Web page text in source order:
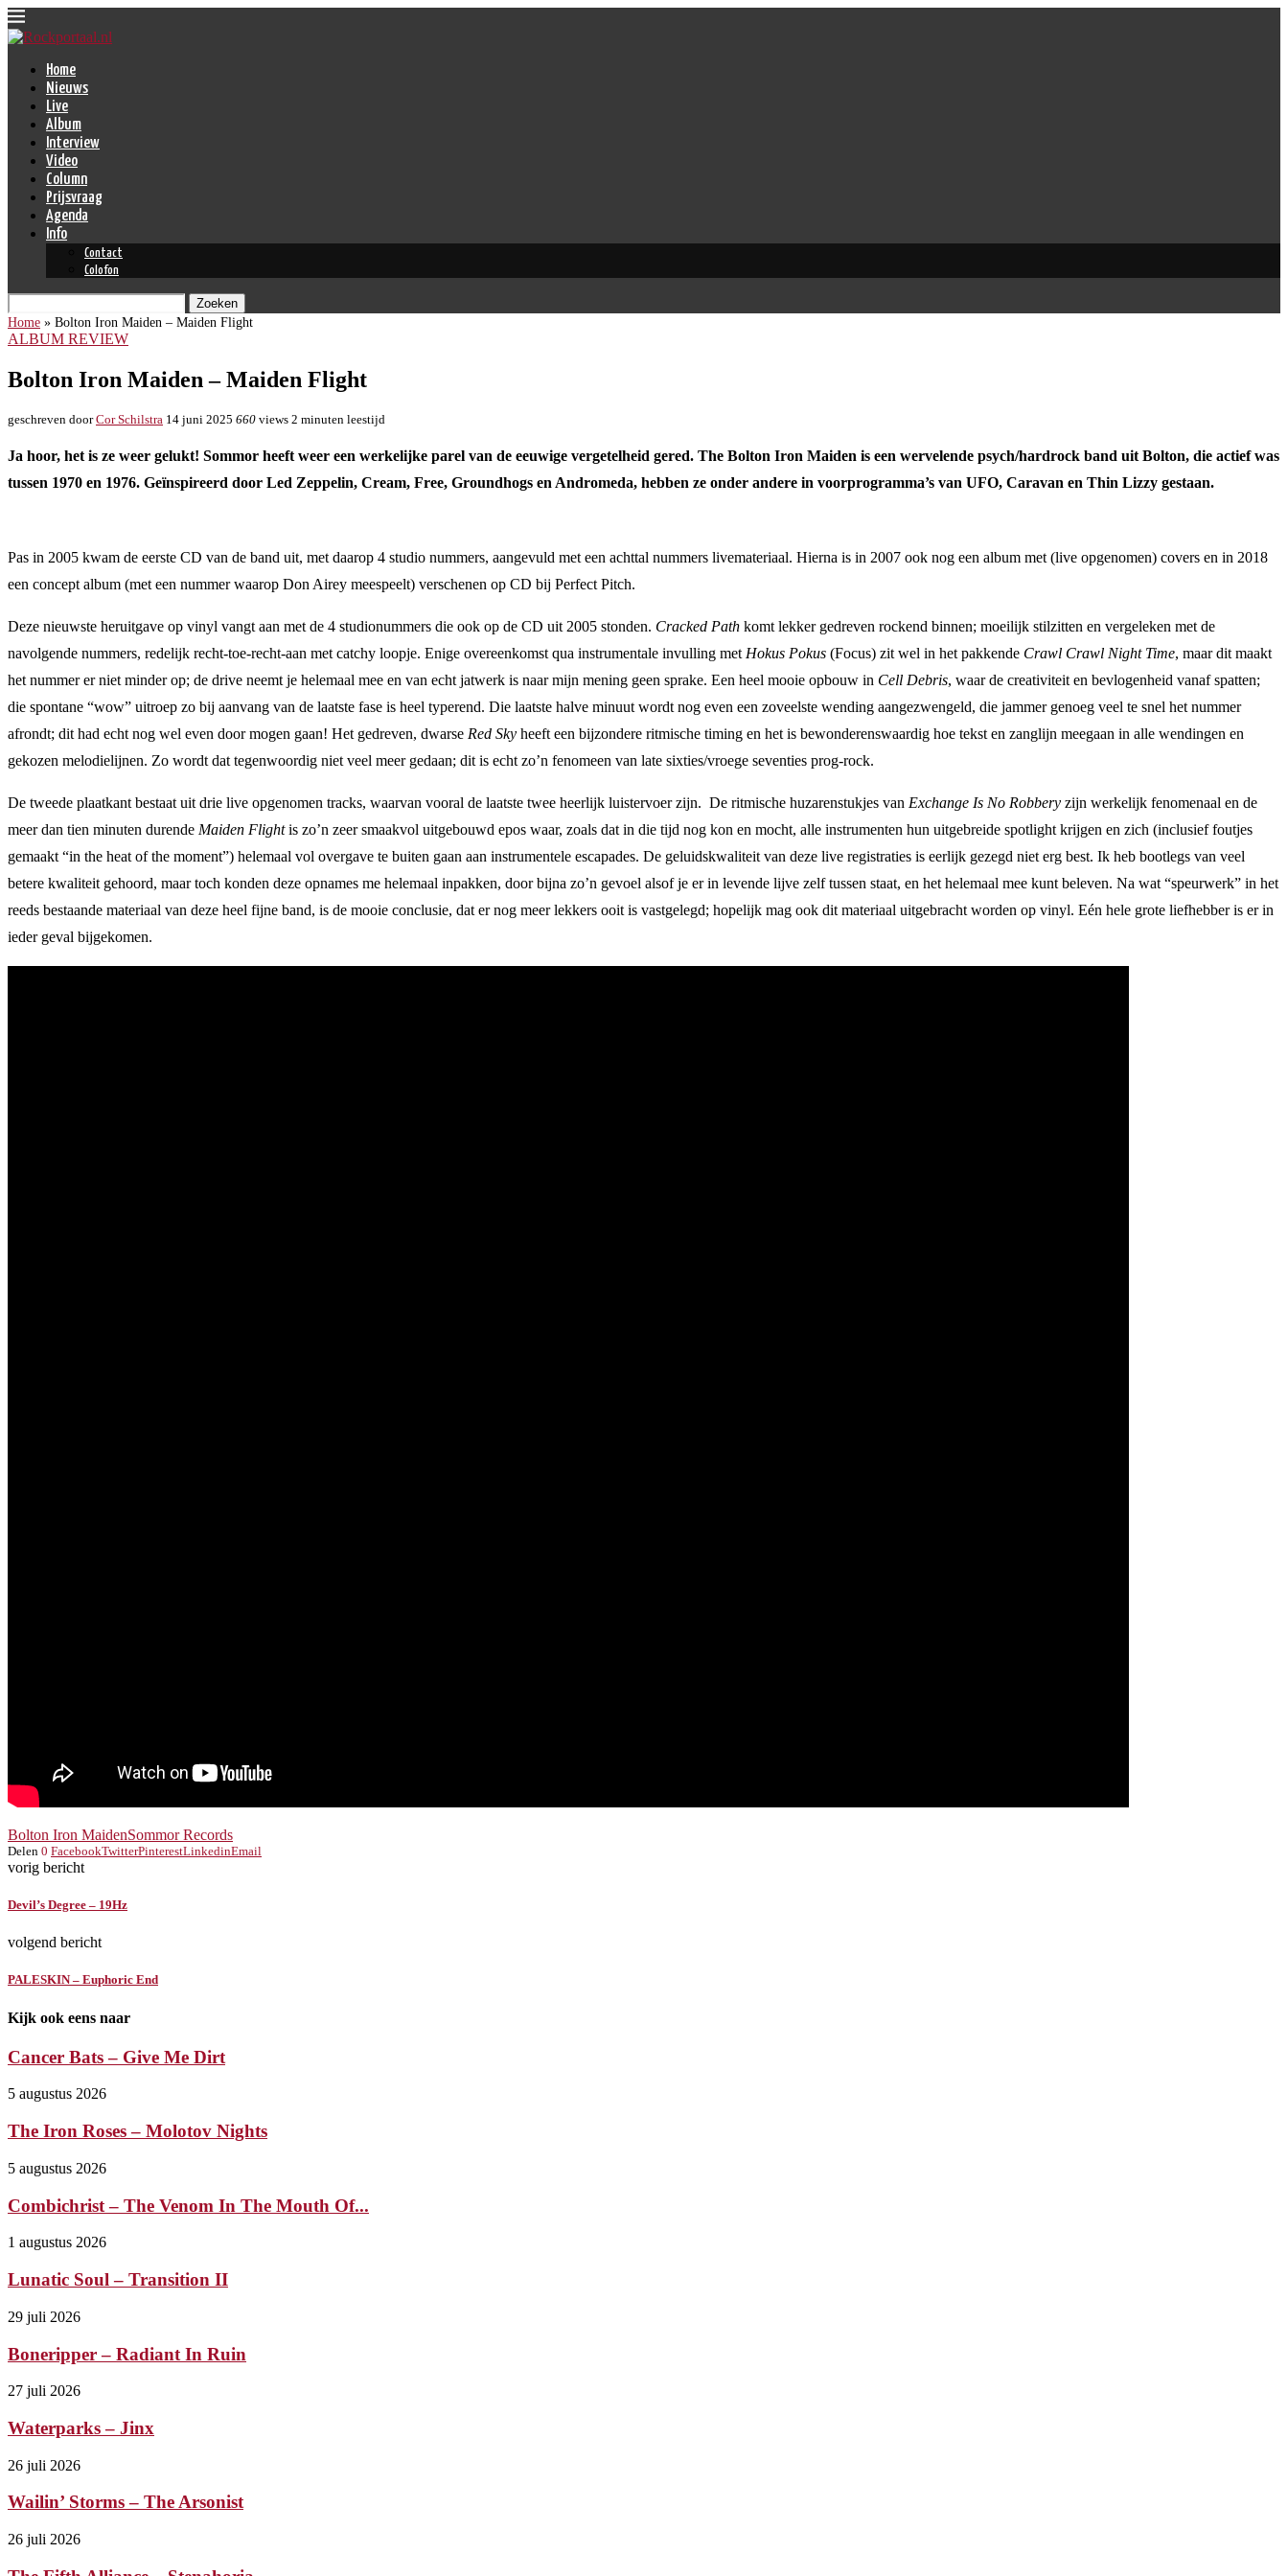
Home
Nieuws
Live
Album
Interview
Video
Column
Prijsvraag
Agenda
Info
Contact
Colofon
Zoeken
Home » Bolton Iron Maiden – Maiden Flight
ALBUM REVIEW
Bolton Iron Maiden – Maiden Flight
geschreven doorCor Schilstra 14 juni 2025 660 views 2 minuten leestijd
Ja hoor, het is ze weer gelukt! Sommor heeft weer een werkelijke parel van de eeuwige vergetelheid gered. The Bolton Iron Maiden is een wervelende psych/hardrock band uit Bolton, die actief was
tussen 1970 en 1976. Geïnspireerd door Led Zeppelin, Cream, Free, Groundhogs en Andromeda, hebben ze onder andere in voorprogramma’s van UFO, Caravan en Thin Lizzy gestaan.
Pas in 2005 kwam de eerste CD van de band uit, met daarop 4 studio nummers, aangevuld met een achttal nummers livemateriaal. Hierna is in 2007 ook nog een album met (live opgenomen) covers en in 2018
een concept album (met een nummer waarop Don Airey meespeelt) verschenen op CD bij Perfect Pitch.
Deze nieuwste heruitgave op vinyl vangt aan met de 4 studionummers die ook op de CD uit 2005 stonden. Cracked Path komt lekker gedreven rockend binnen; moeilijk stilzitten en vergeleken met de
navolgende nummers, redelijk recht-toe-recht-aan met catchy loopje. Enige overeenkomst qua instrumentale invulling met Hokus Pokus (Focus) zit wel in het pakkende Crawl Crawl Night Time, maar dit maakt
het nummer er niet minder op; de drive neemt je helemaal mee en van echt jatwerk is naar mijn mening geen sprake. Een heel mooie opbouw in Cell Debris, waar de creativiteit en bevlogenheid vanaf spatten;
die spontane “wow” uitroep zo bij aanvang van de laatste fase is heel typerend. Die laatste halve minuut wordt nog even een zoveelste wending aangezwengeld, die jammer genoeg veel te snel het nummer
afrondt; dit had echt nog wel even door mogen gaan! Het gedreven, dwarse Red Sky heeft een bijzondere ritmische timing en het is bewonderenswaardig hoe tekst en zanglijn meegaan in alle wendingen en
gekozen melodielijnen. Zo wordt dat tegenwoordig niet veel meer gedaan; dit is echt zo’n fenomeen van late sixties/vroege seventies prog-rock.
De tweede plaatkant bestaat uit drie live opgenomen tracks, waarvan vooral de laatste twee heerlijk luistervoer zijn. De ritmische huzarenstukjes van Exchange Is No Robbery zijn werkelijk fenomenaal en de
meer dan tien minuten durende Maiden Flightis zo’n zeer smaakvol uitgebouwd epos waar, zoals dat in die tijd nog kon en mocht, alle instrumenten hun uitgebreide spotlight krijgen en zich (inclusief foutjes
gemaakt “in the heat of the moment”) helemaal vol overgave te buiten gaan aan instrumentele escapades. De geluidskwaliteit van deze live registraties is eerlijk gezegd niet erg best. Ik heb bootlegs van veel
betere kwaliteit gehoord, maar toch konden deze opnames me helemaal inpakken, door bijna zo’n gevoel alsof je er in levende lijve zelf tussen staat, en het helemaal mee kunt beleven. Na wat “speurwerk” in het
reeds bestaande materiaal van deze heel fijne band, is de mooie conclusie, dat er nog meer lekkers ooit is vastgelegd; hopelijk mag ook dit materiaal uitgebracht worden op vinyl. Eén hele grote liefhebber is er in
ieder geval bijgekomen.
Bolton Iron MaidenSommor Records
Delen 0 FacebookTwitterPinterestLinkedinEmail
vorig bericht
Devil’s Degree – 19Hz
volgend bericht
PALESKIN – Euphoric End
Kijk ook eens naar
Cancer Bats – Give Me Dirt
5 augustus 2026
The Iron Roses – Molotov Nights
5 augustus 2026
Combichrist – The Venom In The Mouth Of...
1 augustus 2026
Lunatic Soul – Transition II
29 juli 2026
Boneripper – Radiant In Ruin
27 juli 2026
Waterparks – Jinx
26 juli 2026
Wailin’ Storms – The Arsonist
26 juli 2026